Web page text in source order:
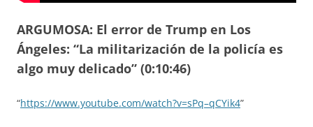
ARGUMOSA: El error de Trump en Los
Ángeles: “La militarización de la policía es
algo muy delicado” (0:10:46)
“https://www.youtube.com/watch?v=sPq–qCYik4”